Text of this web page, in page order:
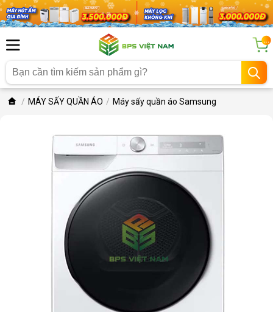
...
MÁY SẤY QUẦN ÁO Máy sấy quần áo Samsung